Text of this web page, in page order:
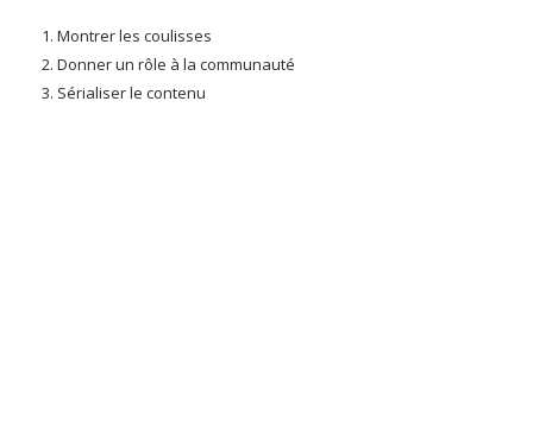
Montrer les coulisses
Donner un rôle à la communauté
Sérialiser le contenu